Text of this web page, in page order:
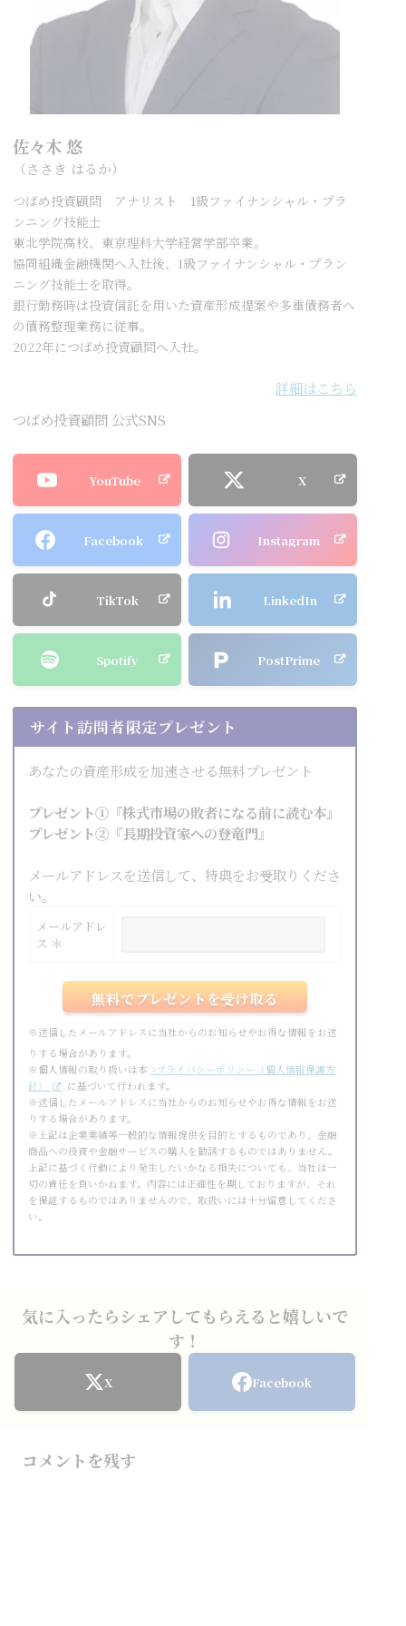
佐々木 悠
（ささき はるか）
つばめ投資顧問 アナリスト 1級ファイナンシャル・プラ
ンニング技能士
東北学院高校、東京理科大学経営学部卒業。
協同組織金融機関へ入社後、1級ファイナンシャル・プラン
ニング技能士を取得。
銀行勤務時は投資信託を用いた資産形成提案や多重債務者へ
の債務整理業務に従事。
2022年につばめ投資顧問へ入社。
詳細はこちら
つばめ投資顧問 公式SNS
YouTube X
Facebook Instagram
TikTok LinkedIn
Spotify PostPrime
サイト訪問者限定プレゼント
あなたの資産形成を加速させる無料プレゼント
プレゼント①『株式市場の敗者になる前に読む本』
プレゼント②『長期投資家への登竜門』
メールアドレスを送信して、特典をお受取りくださ
い。
メールアドレ
ス ＊
※送信したメールアドレスに当社からのお知らせやお得な情報をお送
りする場合があります。
※個人情報の取り扱いは本 >プライバシーポリシー（個人情報保護方
針）
に基づいて行われます。
※送信したメールアドレスに当社からのお知らせやお得な情報をお送
りする場合があります。
※上記は企業業績等一般的な情報提供を目的とするものであり、金融
商品への投資や金融サービスの購入を勧誘するものではありません。
上記に基づく行動により発生したいかなる損失についても、当社は一
切の責任を負いかねます。内容には正確性を期しておりますが、それ
を保証するものではありませんので、取扱いには十分留意してくださ
い。
気に入ったらシェアしてもらえると嬉しいで
す！
X Facebook
コメントを残す